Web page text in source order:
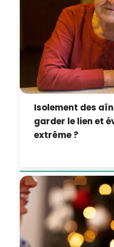
Isolement des
garder le lien et
extrême ?